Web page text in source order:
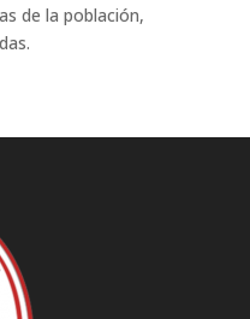
de la población,